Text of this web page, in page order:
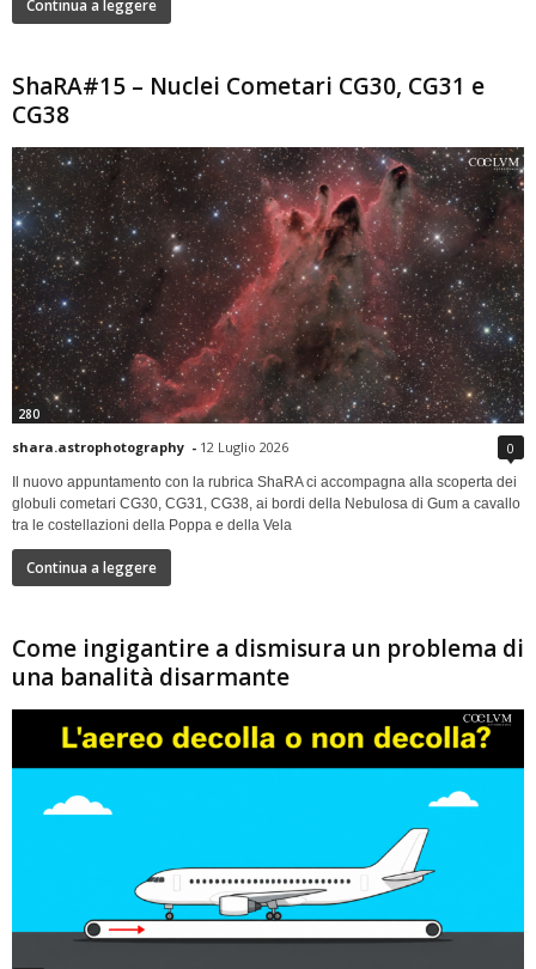
Continua a leggere
ShaRA#15 – Nuclei Cometari CG30, CG31 e
CG38
280
shara.astrophotography - 12 Luglio 2026 0
Il nuovo appuntamento con la rubrica ShaRA ci accompagna alla scoperta dei
globuli cometari CG30, CG31, CG38, ai bordi della Nebulosa di Gum a cavallo
tra le costellazioni della Poppa e della Vela
Continua a leggere
Come ingigantire a dismisura un problema di
una banalità disarmante